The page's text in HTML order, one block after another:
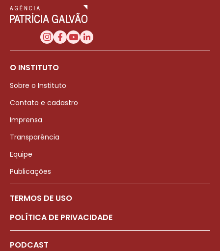
O INSTITUTO
Sobre o Instituto
Contato e cadastro
Imprensa
Transparência
Equipe
Publicações
TERMOS DE USO
POLÍTICA DE PRIVACIDADE
PODCAST